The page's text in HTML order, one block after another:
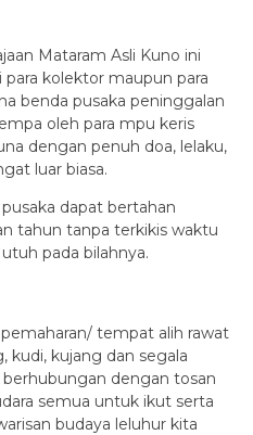
Mataram Asli Kuno ini
kolektor maupun para
benda pusaka peninggalan
oleh para mpu keris
dengan penuh doa, lelaku,
luar biasa.
dapat bertahan
tahun tanpa terkikis waktu
pada bilahnya.
tempat alih rawat
kudi, kujang dan segala
dengan tosan
semua untuk ikut serta
budaya leluhur kita